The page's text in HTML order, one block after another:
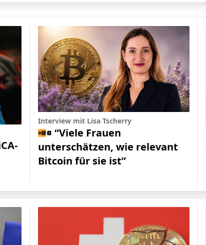
Interview mit Lisa Tscherry
“Viele Frauen
unterschätzen, wie relevant
Bitcoin für sie ist”